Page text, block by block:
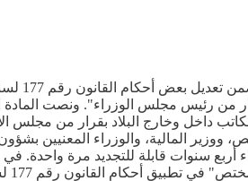
من رئيس مجلس الوزراء". ونصت المادة
المالية، والوزراء المعنيين
أربع سنوات قابلة للتجديد مرة